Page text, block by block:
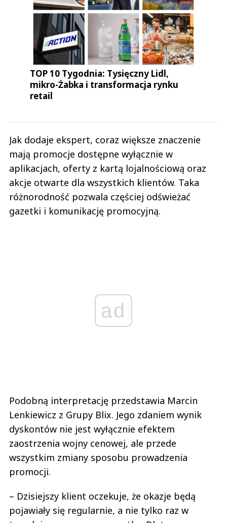
TOP 10 Tygodnia: Tysięczny Lidl,
mikro-Żabka i transformacja rynku
retail
Jak dodaje ekspert, coraz większe znaczenie
mają promocje dostępne wyłącznie w
aplikacjach, oferty z kartą lojalnościową oraz
akcje otwarte dla wszystkich klientów. Taka
różnorodność pozwala częściej odświeżać
gazetki i komunikację promocyjną.
ad
Podobną interpretację przedstawia Marcin
Lenkiewicz z Grupy Blix. Jego zdaniem wynik
dyskontów nie jest wyłącznie efektem
zaostrzenia wojny cenowej, ale przede
wszystkim zmiany sposobu prowadzenia
promocji.
– Dzisiejszy klient oczekuje, że okazje będą
pojawiały się regularnie, a nie tylko raz w